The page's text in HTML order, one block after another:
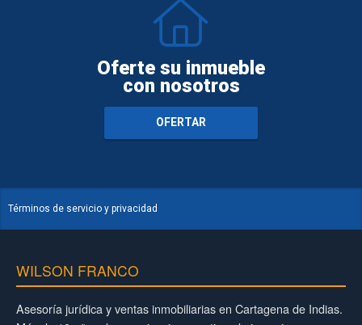
Oferte su inmueble
con nosotros
OFERTAR
Términos de servicio y privacidad
WILSON FRANCO
Asesoría jurídica y ventas inmobiliarias en Cartagena de Indias.